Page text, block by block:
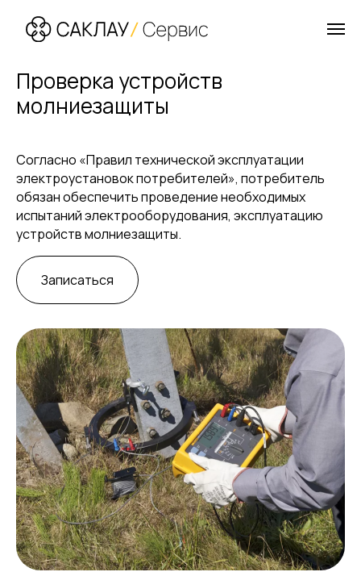
Проверка устройств
молниезащиты
Согласно «Правил технической эксплуатации
электроустановок потребителей», потребитель
обязан обеспечить проведение необходимых
испытаний электрооборудования, эксплуатацию
устройств молниезащиты.
Записаться